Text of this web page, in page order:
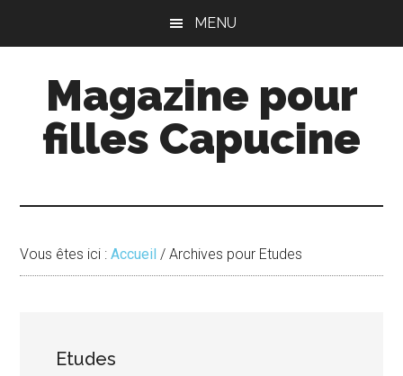
principal
principale
MENU
Magazine pour
filles Capucine
Vous êtes ici :Accueil / Archives pour Etudes
Etudes